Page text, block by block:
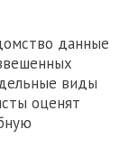
данные
виды
оценят